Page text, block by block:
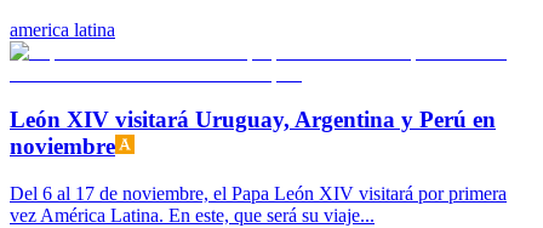
america latina
León XIV visitará Uruguay, Argentina y Perú en
noviembre
Del 6 al 17 de noviembre, el Papa León XIV visitará por primera
vez América Latina. En este, que será su viaje...